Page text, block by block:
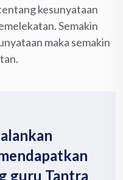
kesunyataan
Semakin
maka semakin
guru Tantra